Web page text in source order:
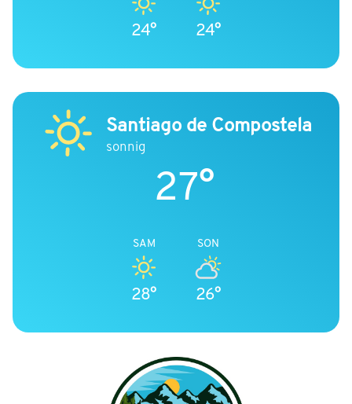
24° 24°
Santiago de Compostela
sonnig
27°
SAM
28°
SON
26°